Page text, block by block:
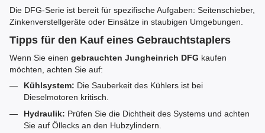
Die DFG-Serie ist bereit für spezifische Aufgaben: Seitenschieber,
Zinkenverstellgeräte oder Einsätze in staubigen Umgebungen.
Tipps für den Kauf eines Gebrauchtstaplers
Wenn Sie einen gebrauchten Jungheinrich DFG kaufen
möchten, achten Sie auf:
Kühlsystem: Die Sauberkeit des Kühlers ist bei
Dieselmotoren kritisch.
Hydraulik: Prüfen Sie die Dichtheit des Systems und achten
Sie auf Öllecks an den Hubzylindern.